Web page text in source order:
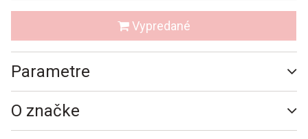
Vypredané
Parametre
O značke